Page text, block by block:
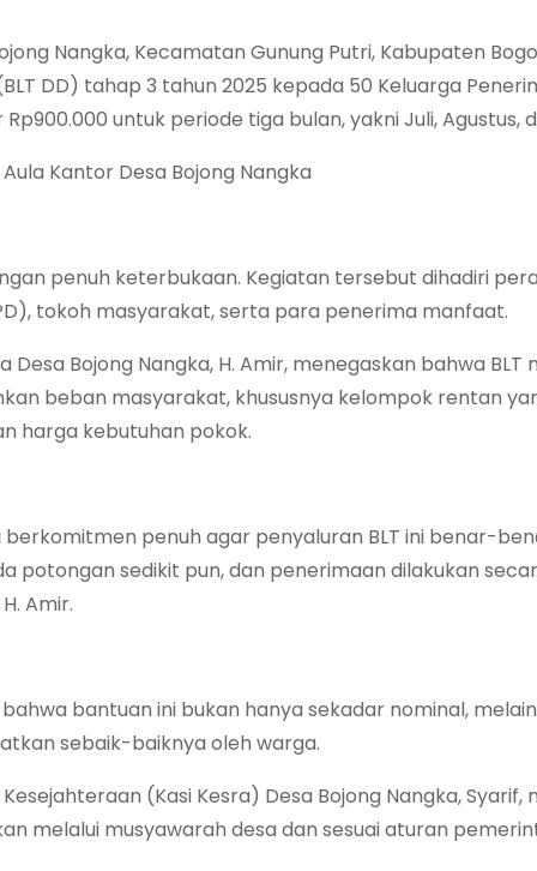
Nangka, Kecamatan Gunung Putri, Kabupaten
DD) tahap 3 tahun 2025 kepada 50 Keluarga
untuk periode tiga bulan, yakni Juli, Agustus,
Kantor Desa Bojong Nangka
penuh keterbukaan. Kegiatan tersebut dihadiri
tokoh masyarakat, serta para penerima manfaat.
Desa Bojong Nangka, H. Amir, menegaskan bahwa
beban masyarakat, khususnya kelompok rentan
harga kebutuhan pokok.
berkomitmen penuh agar penyaluran BLT ini benar-
potongan sedikit pun, dan penerimaan dilakukan
Amir.
bantuan ini bukan hanya sekadar nominal,
sebaik-baiknya oleh warga.
(Kasi Kesra) Desa Bojong Nangka,
melalui musyawarah desa dan sesuai aturan